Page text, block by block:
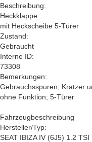
Beschreibung:
Heckklappe
mit Heckscheibe 5-Türer
Zustand:
Gebraucht
Interne ID:
73308
Bemerkungen:
Gebrauchsspuren; Kratzer
ohne Funktion; 5-Türer
Fahrzeugbeschreibung
Hersteller/Typ:
SEAT IBIZA IV (6J5) 1.2 TSI